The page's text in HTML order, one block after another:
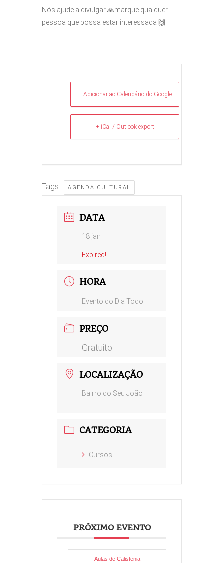
Nós ajude a divulgar 🙏marque qualquer
pessoa que possa estar interessada 🙌
+ Adicionar ao Calendário do Google
+ iCal / Outlook export
Tags: AGENDA CULTURAL
DATA
18 jan
Expired!
HORA
Evento do Dia Todo
PREÇO
Gratuito
LOCALIZAÇÃO
Bairro do Seu João
CATEGORIA
Cursos
PRÓXIMO EVENTO
Aulas de Calistenia